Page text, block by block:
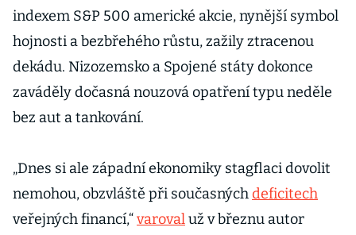
indexem S&P 500 americké akcie, nynější symbol
hojnosti a bezbřehého růstu, zažily ztracenou
dekádu. Nizozemsko a Spojené státy dokonce
zaváděly dočasná nouzová opatření typu neděle
bez aut a tankování.
„Dnes si ale západní ekonomiky stagflaci dovolit
nemohou, obzvláště při současnýchdeficitech
veřejných financí,“varovaluž v březnu autor